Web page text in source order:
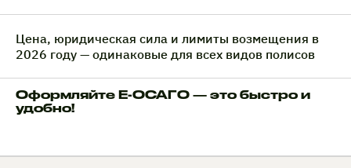
Цена, юридическая сила и лимиты возмещения в
2026 году — одинаковые для всех видов полисов
Оформляйте Е-ОСАГО — это быстро и
удобно!